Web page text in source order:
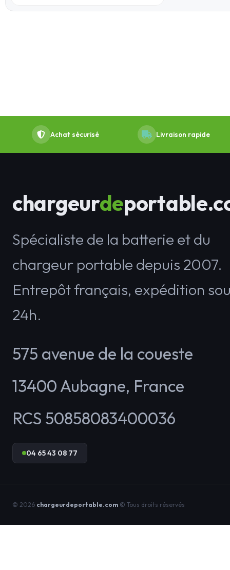
Achat sécurisé Livraison rapide
chargeurde
Spécialiste de la batterie et du
chargeur portable depuis 2007.
Entrepôt français, expédition
24h.
575 avenue de la coueste
13400 Aubagne, France
RCS 50858083400036
04 65 43 08 77
© 2026 chargeurdeportable.com © Tous droits réservés